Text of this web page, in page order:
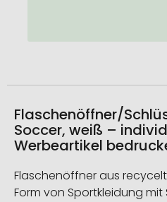
Flaschenöffner/
Soccer, weiß –
Werbeartikel
Flaschenöffner aus
Form von Sportkleidung mit